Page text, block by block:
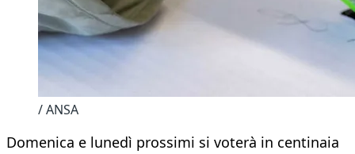
/ ANSA
Domenica e lunedì prossimi si voterà in centinaia